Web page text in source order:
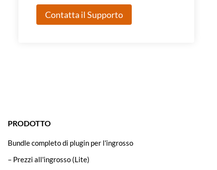
Contatta il Supporto
PRODOTTO
Bundle completo di plugin per l'ingrosso
– Prezzi all'ingrosso (Lite)